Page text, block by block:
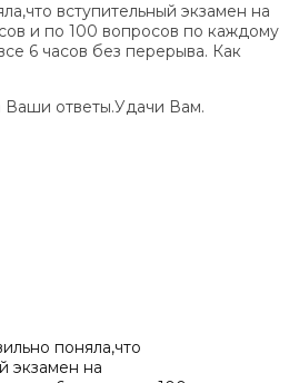
вступительный экзамен на
и по 100 вопросов по каждому
6 часов без перерыва. Как
ответы.Удачи Вам.
поняла,что
экзамен на